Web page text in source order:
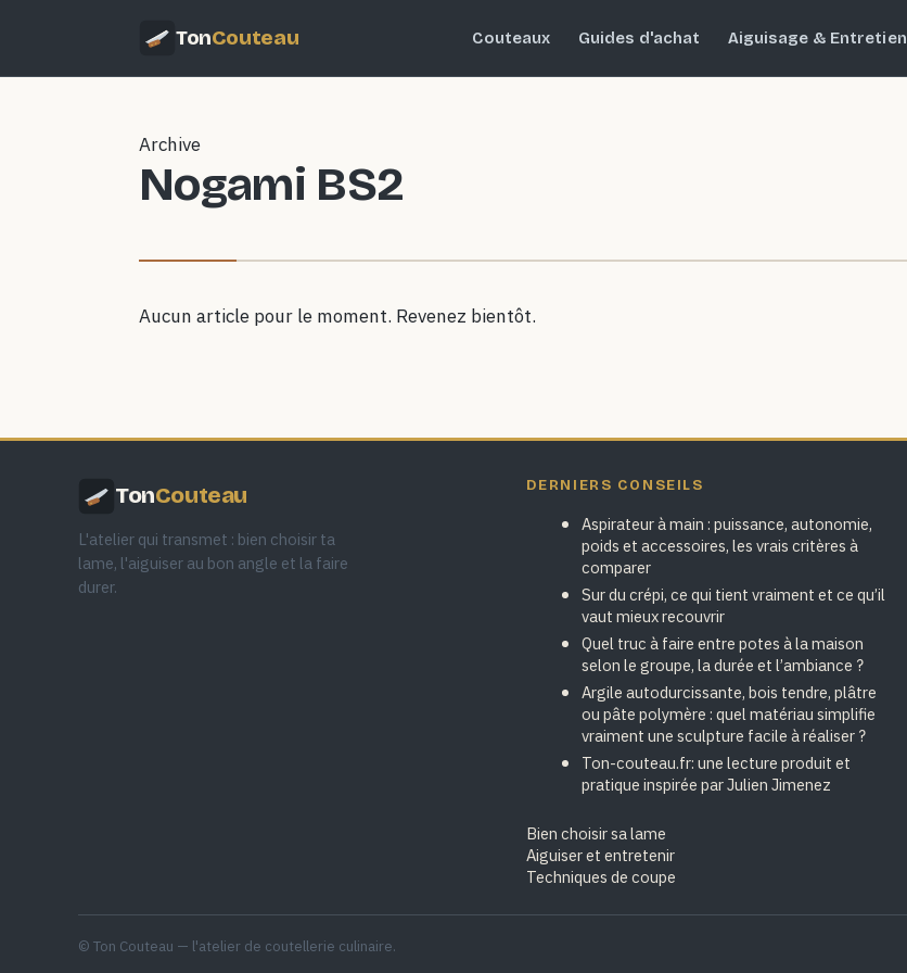
TonCouteau Couteaux Guides d'achat Aiguisage & Entretien
Archive
Nogami BS2
Aucun article pour le moment. Revenez bientôt.
TonCouteau
L'atelier qui transmet : bien choisir ta
lame, l'aiguiser au bon angle et la faire
durer.
DERNIERS CONSEILS
Aspirateur à main : puissance, autonomie,
poids et accessoires, les vrais critères à
comparer
Sur du crépi, ce qui tient vraiment et ce qu’il
vaut mieux recouvrir
Quel truc à faire entre potes à la maison
selon le groupe, la durée et l’ambiance ?
Argile autodurcissante, bois tendre, plâtre
ou pâte polymère : quel matériau simplifie
vraiment une sculpture facile à réaliser ?
Ton-couteau.fr: une lecture produit et
pratique inspirée par Julien Jimenez
Bien choisir sa lame
Aiguiser et entretenir
Techniques de coupe
© Ton Couteau — l'atelier de coutellerie culinaire.